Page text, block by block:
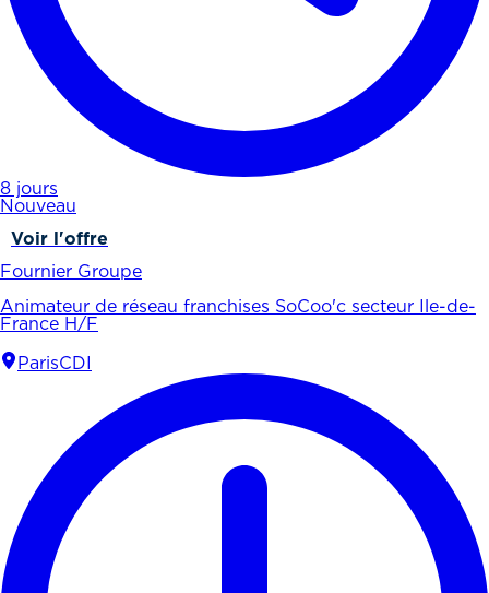
8 jours
Nouveau
Voir l'offre
Fournier Groupe
Animateur de réseau franchises SoCoo'c secteur Ile-de-
France H/F
ParisCDI